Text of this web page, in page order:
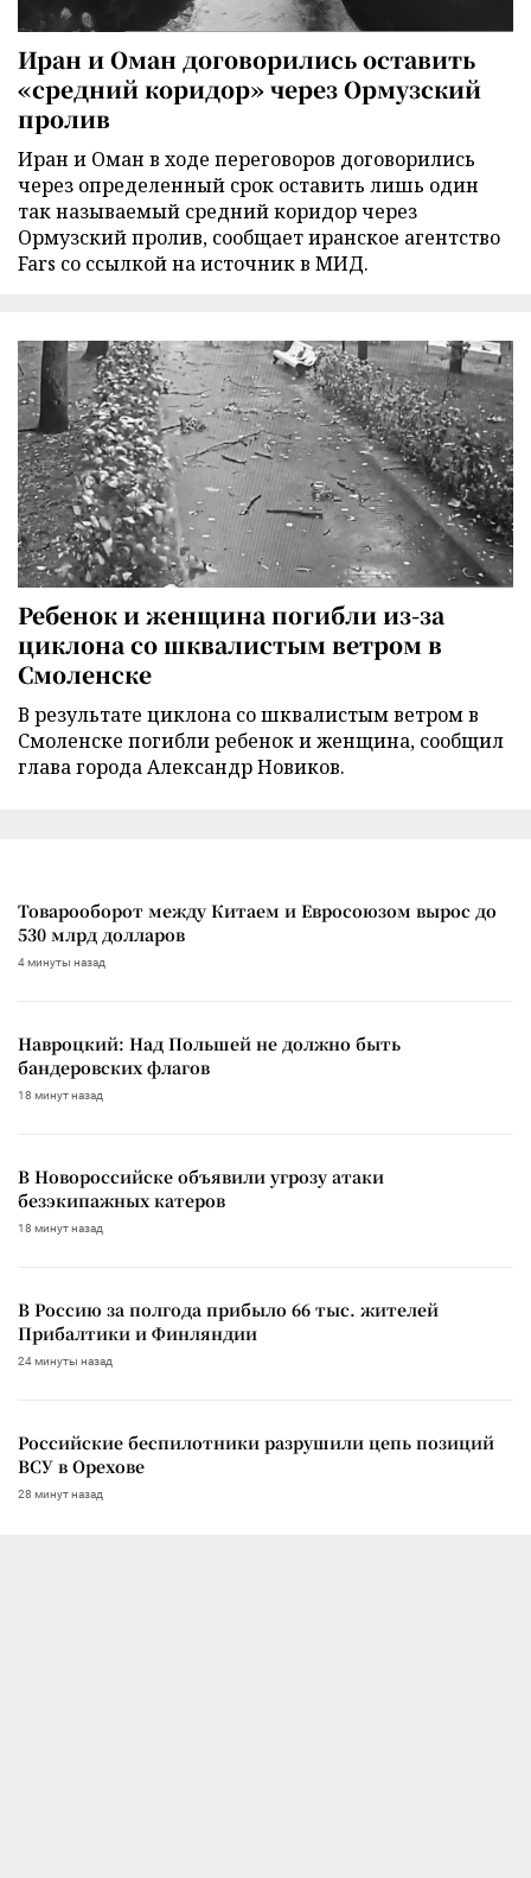
Иран и Оман договорились оставить
«средний коридор» через Ормузский
пролив
Иран и Оман в ходе переговоров договорились
через определенный срок оставить лишь один
так называемый средний коридор через
Ормузский пролив, сообщает иранское агентство
Fars со ссылкой на источник в МИД.
Ребенок и женщина погибли из-за
циклона со шквалистым ветром в
Смоленске
В результате циклона со шквалистым ветром в
Смоленске погибли ребенок и женщина, сообщил
глава города Александр Новиков.
Товарооборот между Китаем и Евросоюзом вырос до
530 млрд долларов
4 минуты назад
Навроцкий: Над Польшей не должно быть
бандеровских флагов
18 минут назад
В Новороссийске объявили угрозу атаки
безэкипажных катеров
18 минут назад
В Россию за полгода прибыло 66 тыс. жителей
Прибалтики и Финляндии
24 минуты назад
Российские беспилотники разрушили цепь позиций
ВСУ в Орехове
28 минут назад